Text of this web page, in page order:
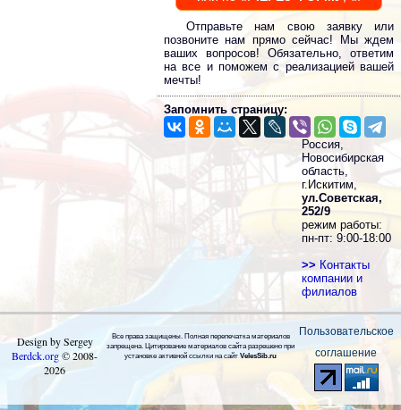
Отправьте нам свою заявку или
позвоните нам прямо сейчас! Мы ждем
ваших вопросов! Обязательно, ответим
на все и поможем с реализацией вашей
мечты!
Запомнить страницу:
Россия,
Новосибирская
область,
г.Искитим,
ул.Советская,
252/9
режим работы:
пн-пт: 9:00-18:00
>> Контакты
компании и
филиалов
Design by Sergey
Berdck.org©2008-
2026
Все права защищены. Полная перепечатка материалов
запрещена. Цитирование материалов сайта разрешено при
установке активной ссылки на сайт VelesSib.ru
Пользовательское
соглашение